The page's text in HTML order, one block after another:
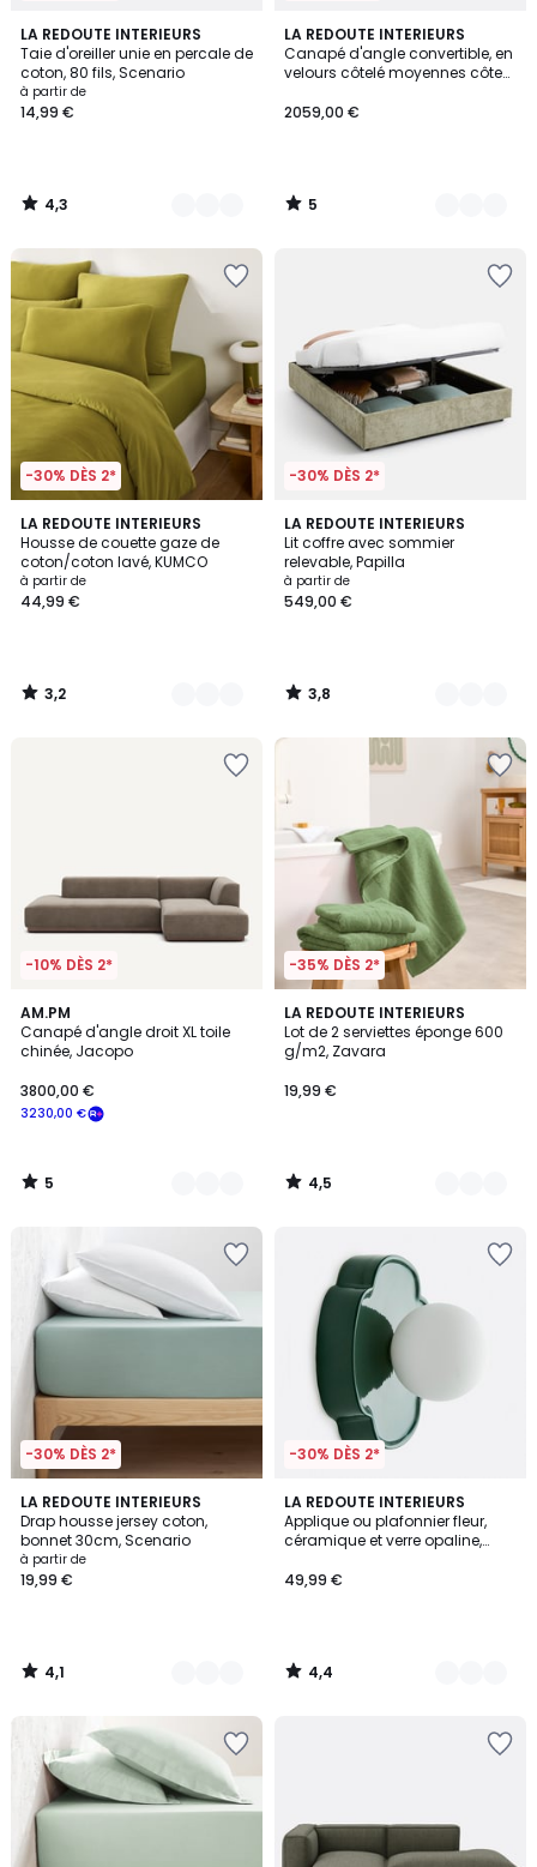
LA REDOUTE INTERIEURS
Taie d'oreiller unie en percale de
coton, 80 fils, Scenario
à partir de
14,99 €
4,3
/ 5
21
Couleurs
4,3
/
LA REDOUTE INTERIEURS
Canapé d'angle convertible, en
velours côtelé moyennes côtes,
2059,00 €
5
/
5
6
Couleurs
5
/
-30% DÈS 2*
LA REDOUTE INTERIEURS
Housse de couette gaze de
coton/coton lavé, KUMCO
à partir de
44,99 €
3,2
/ 5
10
Couleurs
3,2
/
-30% DÈS 2*
LA REDOUTE INTERIEURS
Lit coffre avec sommier
relevable, Papilla
à partir de
549,00 €
3,8
/ 5
2
Couleurs
3,8
/
-10% DÈS 2*
AM.PM
Canapé d'angle droit XL toile
chinée, Jacopo
3230,00 €
3800,00 €
5
/
5
7
Couleurs
5
/
-35% DÈS 2*
LA REDOUTE INTERIEURS
Lot de 2 serviettes éponge 600
g/m2, Zavara
19,99 €
4,5
/ 5
19
Couleurs
4,5
/
-30% DÈS 2*
LA REDOUTE INTERIEURS
Drap housse jersey coton,
bonnet 30cm, Scenario
à partir de
19,99 €
4,1
/ 5
9
Couleurs
4,1
/
-30% DÈS 2*
LA REDOUTE INTERIEURS
Applique ou plafonnier fleur,
céramique et verre opaline,
49,99 €
4,4
/ 5
4
Couleurs
4,4
/